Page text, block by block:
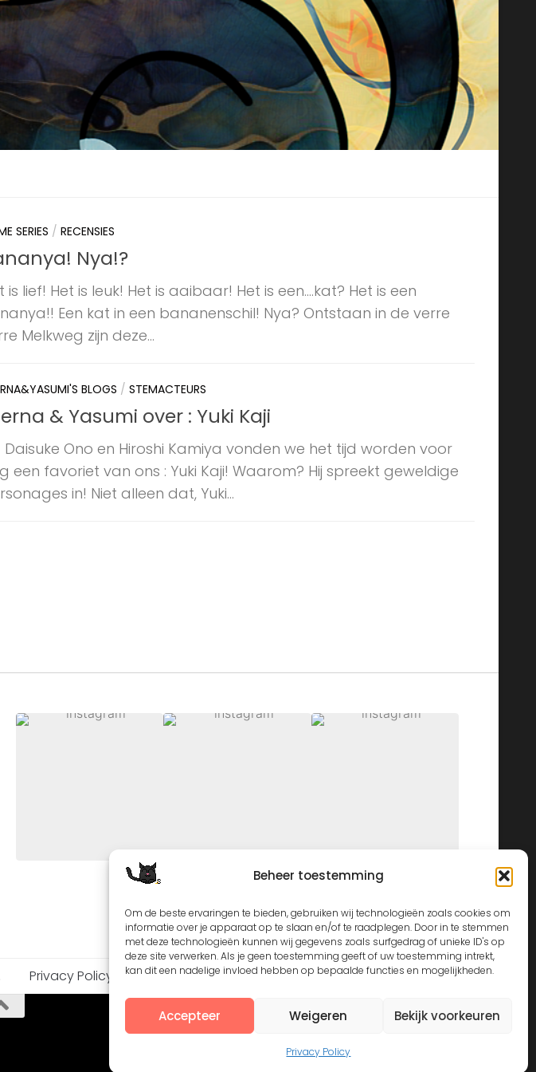
Beheer toestemming
Om de beste ervaringen te bieden, gebruiken wij technologieën zoals cookies om
informatie over je apparaat op te slaan en/of te raadplegen. Door in te stemmen
met deze technologieën kunnen wij gegevens zoals surfgedrag of unieke ID's op
deze site verwerken. Als je geen toestemming geeft of uw toestemming intrekt,
kan dit een nadelige invloed hebben op bepaalde functies en mogelijkheden.
Accepteer Weigeren Bekijk voorkeuren
Privacy Policy
SERIES / RECENSIES
Nya!?
is lief! Het is leuk! Het is aaibaar! Het is een….kat? Het is een
Een kat in een bananenschil! Nya? Ontstaan in de verre
Melkweg zijn deze...
BLOGS / STEMACTEURS
& Yasumi over : Yuki Kaji
Daisuke Ono en Hiroshi Kamiya vonden we het tijd worden voor
een favoriet van ons : Yuki Kaji! Waarom? Hij spreekt geweldige
in! Niet alleen dat, Yuki...
Privacy Policy